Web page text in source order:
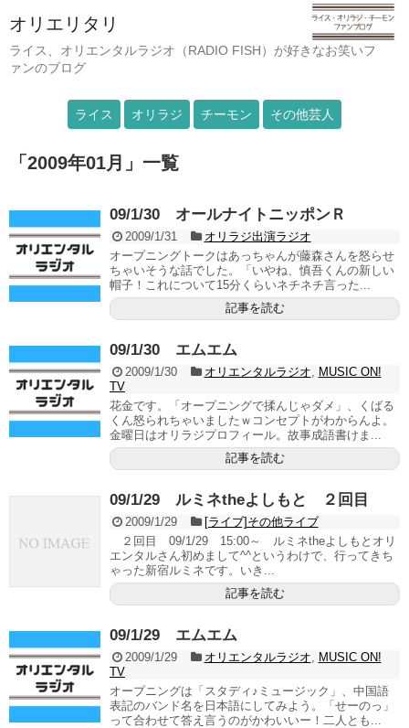
オリエリタリ
ライス、オリエンタルラジオ（RADIO FISH）が好きなお笑いフ
ァンのブログ
ライス オリラジ チーモン その他芸人
「 2009年01月 」 一覧
09/1/30 オールナイトニッポンＲ
2009/1/31
オリラジ出演ラジオ
オープニングトークはあっちゃんが藤森さんを怒らせ
ちゃいそうな話でした。「いやね、慎吾くんの新しい
帽子！これについて15分くらいネチネチ言った...
記事を読む
09/1/30 エムエム
2009/1/30 オリエンタルラジオ
MUSIC ON!
TV
花金です。「オープニングで揉んじゃダメ」、くばる
くん怒られちゃいましたｗコンセプトがわからんよ。
金曜日はオリラジプロフィール。故事成語書けま...
記事を読む
09/1/29 ルミネtheよしもと ２回目
2009/1/29
[ライブ]その他ライブ
２回目 09/1/29 15:00～ ルミネtheよしもとオリ
エンタルさん初めまして^^というわけで、行ってきち
ゃった新宿ルミネです。いき...
記事を読む
09/1/29 エムエム
2009/1/29 オリエンタルラジオ
MUSIC ON!
TV
オープニングは「スタディ♪ミュージック」、中国語
表記のバンド名を日本語にしてみよう。「せーのっ」
って合わせて答え言うのがかわいいー！二人とも...